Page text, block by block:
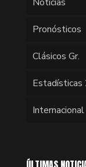
Pronósticos
Clásicos Gr.
Internacional